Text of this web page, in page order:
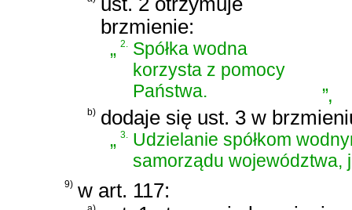
brzmienie:
„2.
Spółka wodna
korzysta z pomocy
Państwa.
”
,
b) dodaje się ust. 3 w
„3.
Udzielanie spółkom
samorządu województwa,
9) w art. 117: